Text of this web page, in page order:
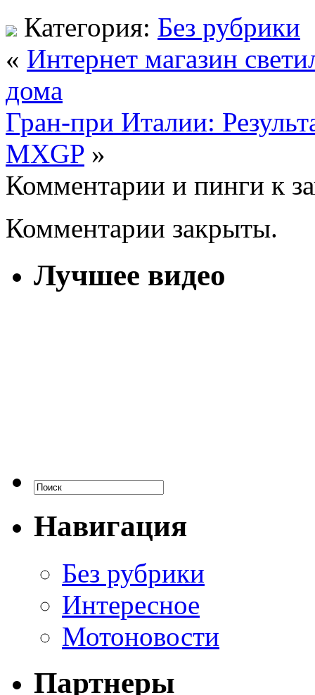
Категория: Без рубрики
« Интернет магазин
дома
Гран-при Италии:
MXGP »
Комментарии и пинги к
Комментарии закрыты.
Лучшее видео
Навигация
Без рубрики
Интересное
Мотоновости
Партнеры